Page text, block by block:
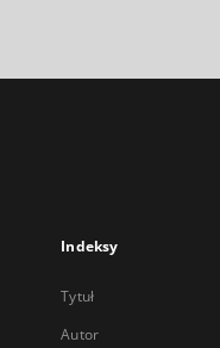
Indeksy
Tytuł
Autor